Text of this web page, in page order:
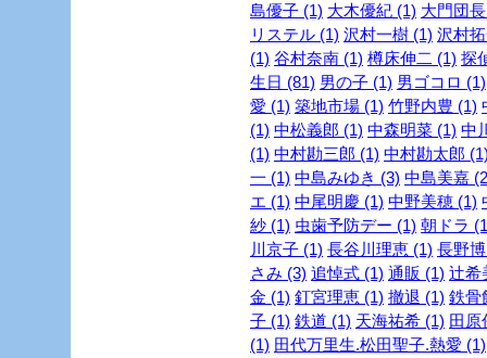
島優子 (1) 大木優紀 (1) 大門団
リステル (1) 沢村一樹 (1) 沢村
(1) 谷村奈南 (1) 樽床伸二 (1) 探
生日 (81) 男の子 (1) 男ゴコロ (1)
愛 (1) 築地市場 (1) 竹野内豊 (1)
(1) 中松義郎 (1) 中森明菜 (1) 中
(1) 中村勘三郎 (1) 中村勘太郎
一 (1) 中島みゆき (3) 中島美嘉
エ (1) 中尾明慶 (1) 中野美穂 (1)
紗 (1) 虫歯予防デー (1) 朝ドラ
川京子 (1) 長谷川理恵 (1) 長野
さみ (3) 追悼式 (1) 通販 (1) 辻希
金 (1) 釘宮理恵 (1) 撤退 (1) 鉄骨
子 (1) 鉄道 (1) 天海祐希 (1) 田原
(1) 田代万里生.松田聖子.熱愛 (1)